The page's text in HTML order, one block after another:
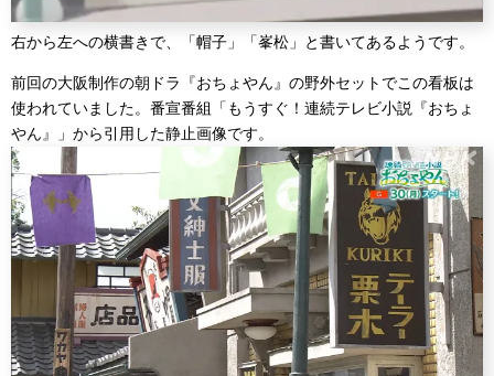
右から左への横書きで、「帽子」「峯松」と書いてあるようです。
前回の大阪制作の朝ドラ『おちょやん』の野外セットでこの看板は
使われていました。番宣番組「もうすぐ！連続テレビ小説『おちょ
やん』」から引用した静止画像です。